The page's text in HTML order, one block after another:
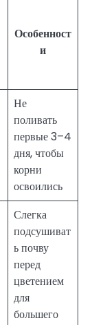
Особенност
и
Не
поливать
первые 3–4
дня, чтобы
корни
освоились
Слегка
подсушиват
ь почву
перед
цветением
для
большего